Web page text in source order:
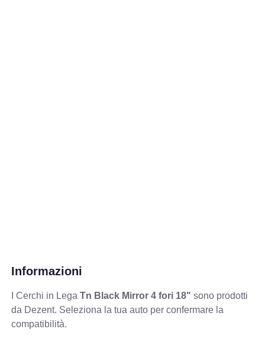
Informazioni
I Cerchi in LegaTn Black Mirror 4 fori 18" sono prodotti
da Dezent. Seleziona la tua auto per confermare la
compatibilità.